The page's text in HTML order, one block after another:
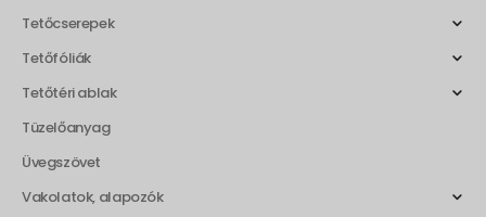
Tetőcserepek
Tetőfóliák
Tetőtéri ablak
Tüzelőanyag
Üvegszövet
Vakolatok, alapozók